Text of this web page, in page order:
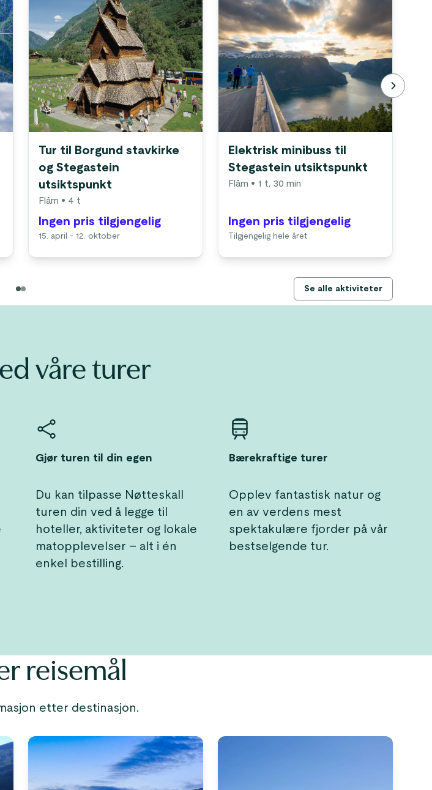
Tur til Borgund stavkirke
og Stegastein
utsiktspunkt
Flåm • 4 t
Ingen pris tilgjengelig
15. april - 12. oktober
Elektrisk minibuss til
Stegastein utsiktspunkt
Flåm • 1 t, 30 min
Ingen pris tilgjengelig
Tilgjengelig hele året
Se alle aktiviteter
våre turer
Gjør turen til din egen
Du kan tilpasse Nøtteskall
turen din ved å legge til
hoteller, aktiviteter og lokale
matopplevelser – alt i én
enkel bestilling.
Bærekraftige turer
Opplev fantastisk natur og
en av verdens mest
spektakulære fjorder på vår
bestselgende tur.
reisemål
etter destinasjon.